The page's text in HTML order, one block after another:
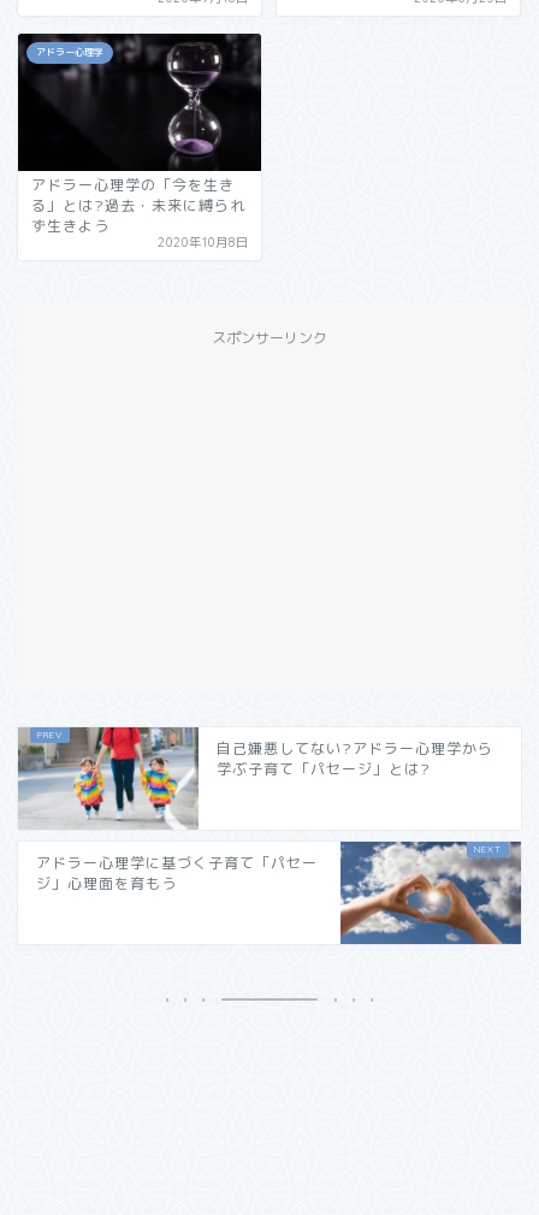
アドラー心理学
アドラー心理学の「今を生き
る」とは?過去・未来に縛られ
ず生きよう
2020年10月8日
スポンサーリンク
自己嫌悪してない?アドラー心理学から
学ぶ子育て「パセージ」とは?
アドラー心理学に基づく子育て「パセー
ジ」心理面を育もう